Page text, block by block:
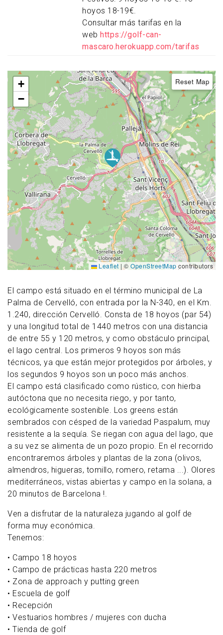
El campo está situado en el término municipal de La
Palma de Cervelló, con entrada por la N-340, en el Km.
1.240, dirección Cervelló. Consta de 18 hoyos (par 54)
y una longitud total de 1440 metros con una distancia
de entre 55 y 120 metros, y como obstáculo principal,
el lago central. Los primeros 9 hoyos son más
técnicos, ya que están mejor protegidos por árboles, y
los segundos 9 hoyos son un poco más anchos.
El campo está clasificado como rústico, con hierba
autóctona que no necesita riego, y por tanto,
ecológicamente sostenible. Los greens están
sembrados con césped de la variedad Paspalum, muy
resistente a la sequía. Se riegan con agua del lago, que
a su vez se alimenta de un pozo propio. En el recorrido
encontraremos árboles y plantas de la zona (olivos,
almendros, higueras, tomillo, romero, retama ...). Olores
mediterráneos, vistas abiertas y campo en la solana, a
20 minutos de Barcelona !.
Ven a disfrutar de la naturaleza jugando al golf de
forma muy económica.
Tenemos:
• Campo 18 hoyos
• Campo de prácticas hasta 220 metros
• Zona de approach y putting green
• Escuela de golf
• Recepción
• Vestuarios hombres / mujeres con ducha
• Tienda de golf
hoyos 18-19€.
Consultar más tarifas en la
web https://golf-can-
mascaro.herokuapp.com/tarifas
+
−
Reset Map
Leaflet | © OpenStreetMap contributors